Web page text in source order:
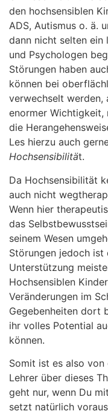
den hochsensiblen
ADS, Autismus o. ä.
dann nicht selten ein
und Psychologen
Störungen haben
können bei
verwechselt werden,
enormer Wichtigkeit,
die
Les hierzu auch
Hochsensibilität.
Da Hochsensibilität
auch nicht
Wenn hier
das
seinem Wesen
Störungen jedoch ist
Unterstützung
Hochsensiblen
Veränderungen im
Gegebenheiten dort
ihr volles Potential
können.
Somit ist es also
Lehrer über dieses
geht nur, wenn Du
setzt natürlich